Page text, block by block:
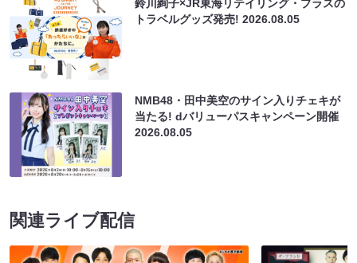
鈴川絢子×JR東海リテイリング・プラスの
トラベルグッズ発売!2026.08.05
NMB48・田中美空のサイン入りチェキが
当たる! dバリューパスキャンペーン開催
2026.08.05
関連ライブ配信